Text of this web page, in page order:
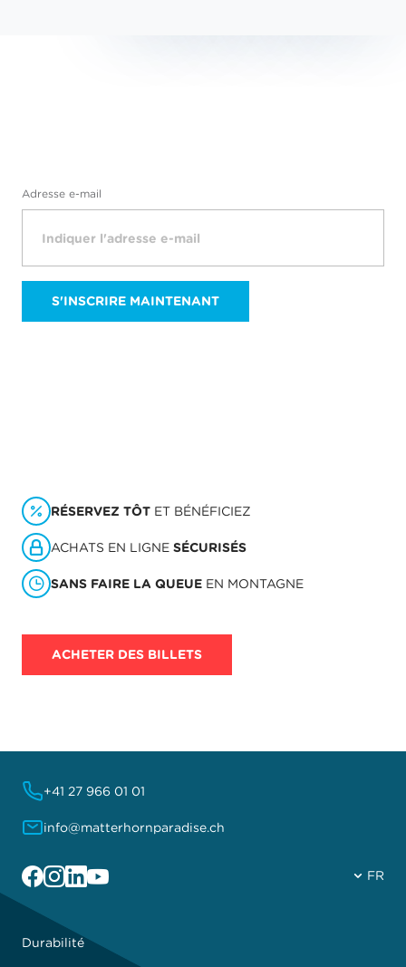
Adresse e-mail
S'INSCRIRE MAINTENANT
RÉSERVEZ TÔT ET BÉNÉFICIEZ
ACHATS EN LIGNE SÉCURISÉS
SANS FAIRE LA QUEUE EN MONTAGNE
ACHETER DES BILLETS
+41 27 966 01 01
info@matterhornparadise.ch
Facebook
Instagram
Linkedin
YouTube FR
Durabilité